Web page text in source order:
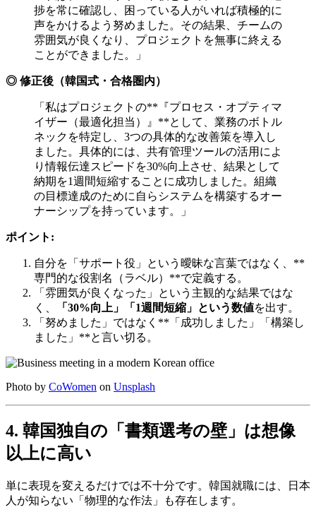
捗を常に確認し、困っている人がいれば積極的に
声をかけるよう努めました。その結果、チームの
雰囲気が良くなり、プロジェクトを無事に終える
ことができました。」
◎ 修正後（韓国式・合格圏内）
「私はプロジェクトの**『プロセス・オプティマ
イザー（最適化担当）』**として、業務のボトル
ネックを特定し、3つの具体的な改善策を導入し
ました。具体的には、共有管理ツールの活用によ
り情報伝達スピードを30%向上させ、結果として
納期を1週間短縮することに成功しました。組織
の目標達成のために自らシステムを構築するオー
ナーシップを持っています。」
ポイント:
自分を「サポート役」という曖昧な言葉ではなく、**
専門的な役割名（ラベル）**で定義する。
「雰囲気が良くなった」という主観的な結果ではな
く、
「30%向上」「1週間短縮」という数値を出す。
「努めました」ではなく**「成功しました」「構築し
ました」**と言い切る。
Photo by CoWomen on Unsplash
4. 韓国独自の「書類選考の壁」は想像
以上に高い
単に表現を変えるだけでは不十分です。韓国就職には、日本
人が知らない「物理的な作法」も存在します。